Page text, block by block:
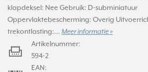
klapdeksel: Nee Gebruik: D-subminiatuur
Oppervlaktebescherming: Overig
trekontlasting:... Meer informatie »
Artikelnummer:
594-2
EAN: